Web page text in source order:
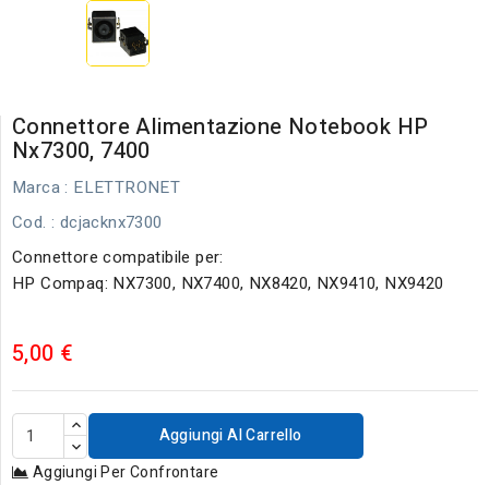
Connettore Alimentazione Notebook HP
Nx7300, 7400
Marca : ELETTRONET
Cod. : dcjacknx7300
Connettore compatibile per:
HP Compaq: NX7300, NX7400, NX8420, NX9410, NX9420
5,00 €
Aggiungi Al Carrello
Aggiungi Per Confrontare